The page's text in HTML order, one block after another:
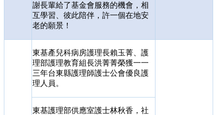
謝長輩給了基金會服務的機會，相
互學習、彼此陪伴，許一個在地安
老的願景！
東基產兒科病房護理長賴玉菁、護
理部護理教育組長洪菁菁榮獲一一
三年台東縣護理師護士公會優良護
理人員。
東基護理部供應室護士林秋香，社